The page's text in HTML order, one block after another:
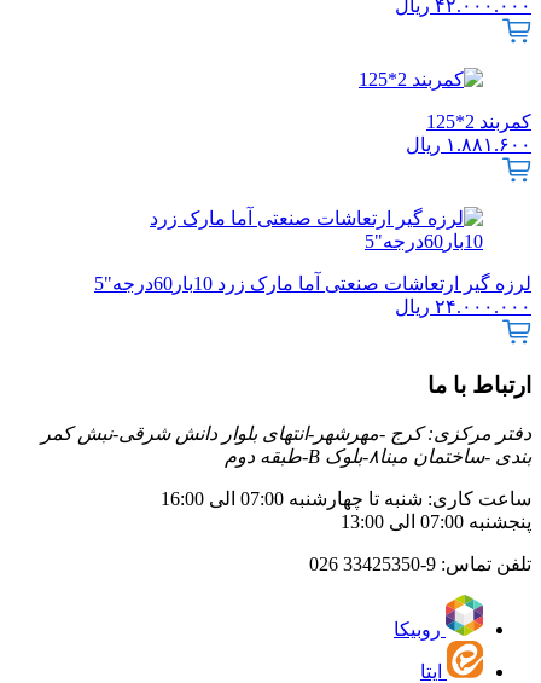
۴۲.۰۰۰.۰۰۰ ریال
کمربند 2*125
۱.۸۸۱.۶۰۰ ریال
لرزه گیر ارتعاشات صنعتی آما مارک زرد 10بار60درجه"5
۲۴.۰۰۰.۰۰۰ ریال
ارتباط با ما
دفتر مرکزی: کرج -مهرشهر-انتهای بلوار دانش شرقی-نبش کمر
بندی -ساختمان مبنا۸-بلوک B-طبقه دوم
ساعت کاری: شنبه تا چهارشنبه 07:00 الی 16:00
پنجشنبه 07:00 الی 13:00
تلفن تماس: 33425350-9 026
روبیکا
ایتا